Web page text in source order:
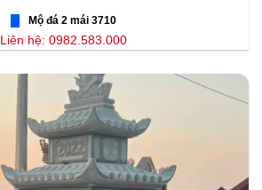
Mộ đá 2 mái 3710
Liên hệ: 0982.583.000